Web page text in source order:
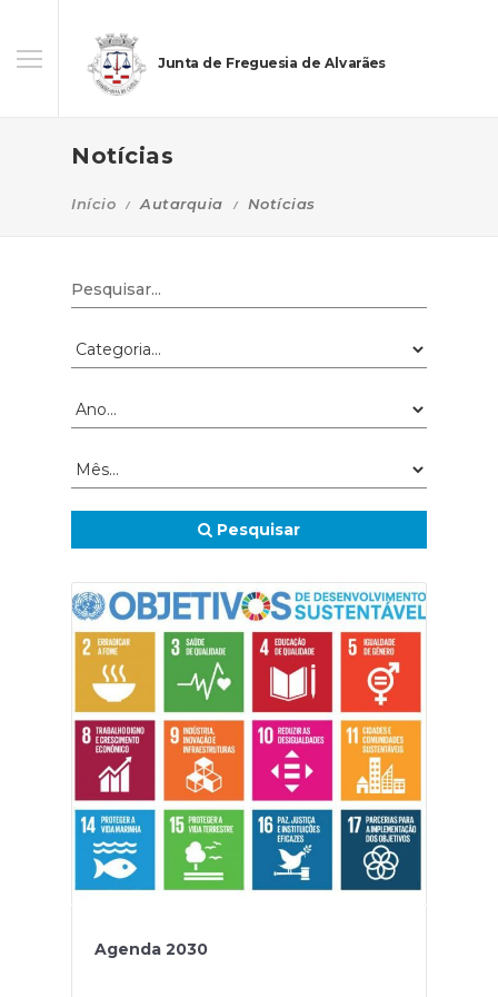
Junta de Freguesia de Alvarães
Notícias
Início Autarquia Notícias
Pesquisar
Agenda 2030